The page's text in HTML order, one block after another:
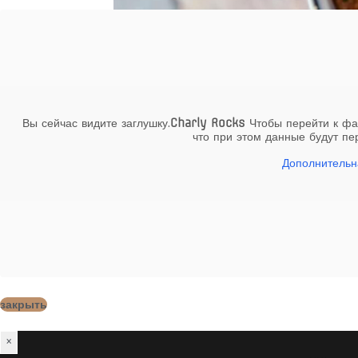
Вы сейчас видите заглушку.Charly Rocks Чтобы перейти к
что при этом данные будут
закрыть
×